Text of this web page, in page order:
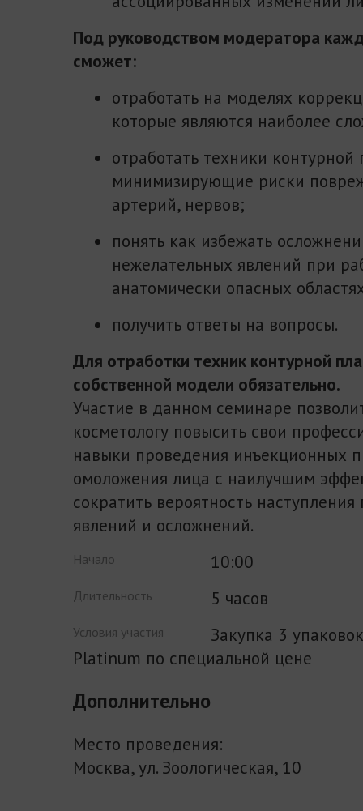
Под руководством модератора
сможет:
отработать на моделях
которые являются наиболее
отработать техники контурной
минимизирующие риски
артерий, нервов;
понять как избежать
нежелательных явлений при
анатомически опасных
получить ответы на вопросы.
Для отработки техник контурной
собственной модели обязательно.
Участие в данном семинаре
косметологу повысить свои
навыки проведения инъекционных
омоложения лица с наилучшим
сократить вероятность
явлений и осложнений.
Начало 10:00
Длительность 5 часов
Условия участия
Закупка 3
Platinum по специальной цене
Дополнительно
Место проведения:
Москва, ул. Зоологическая, 10